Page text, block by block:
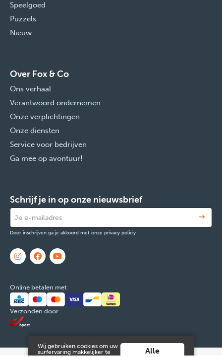
Speelgoed
Puzzels
Nieuw
Over Fox & Co
Ons verhaal
Verantwoord ondernemen
Onze verplichtingen
Onze diensten
Service voor bedrijven
Ga mee op avontuur!
Schrijf je in op onze nieuwsbrief
Door inschrijven ga je akkoord met onze privacy policiy
Online betalen met
Verzonden door
Wij gebruiken cookies om uw
surfervaring makkelijker te
Alle